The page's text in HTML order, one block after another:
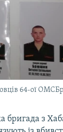
64-ої ОМСБр
бригада з